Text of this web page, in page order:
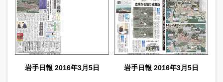
岩手日報 2016年3月5日 岩手日報 2016年3月5日